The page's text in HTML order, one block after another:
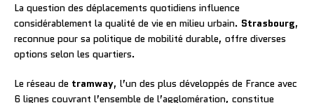
La question des déplacements quotidiens influence
considérablement la qualité de vie en milieu urbain. Strasbourg,
reconnue pour sa politique de mobilité durable, offre diverses
options selon les quartiers.
Le réseau de tramway, l’un des plus développés de France avec
6 lignes couvrant l’ensemble de l’agglomération, constitue